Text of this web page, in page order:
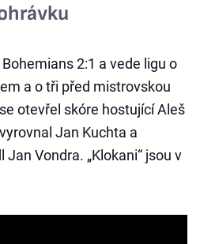
2:1 a vede ligu o
a o tři před mistrovskou
otevřel skóre hostující Aleš
Jan Kuchta a
Vondra. „Klokani“ jsou v